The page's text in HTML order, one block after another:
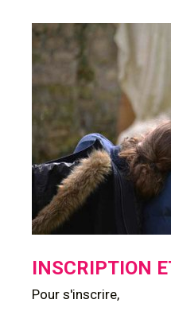
INSCRIPTION
Pour s'inscrire,